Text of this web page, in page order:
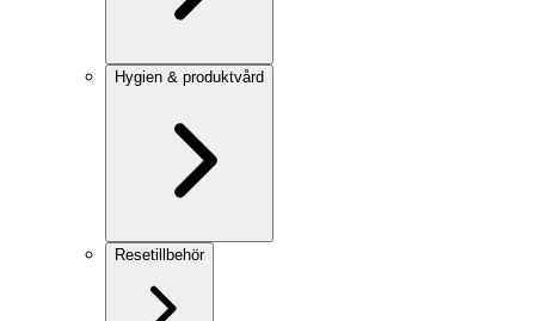
Hygien & produktvård
Resetillbehör